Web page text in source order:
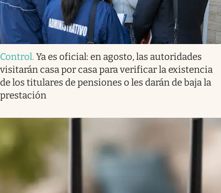
Control. Ya es oficial: en agosto, las autoridades
visitarán casa por casa para verificar la existencia
de los titulares de pensiones o les darán de baja la
prestación